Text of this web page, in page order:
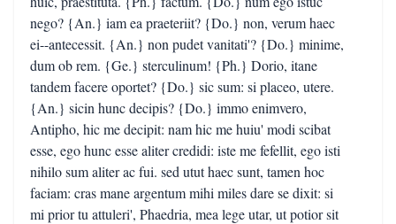
nego? {An.} iam ea praeteriit? {Do.} non, verum haec
ei--antecessit. {An.} non pudet vanitati'? {Do.} minime,
dum ob rem. {Ge.} sterculinum! {Ph.} Dorio, itane
tandem facere oportet? {Do.} sic sum: si placeo, utere.
{An.} sicin hunc decipis? {Do.} immo enimvero,
Antipho, hic me decipit: nam hic me huiu' modi scibat
esse, ego hunc esse aliter credidi: iste me fefellit, ego isti
nihilo sum aliter ac fui. sed utut haec sunt, tamen hoc
faciam: cras mane argentum mihi miles dare se dixit: si
mi prior tu attuleri', Phaedria, mea lege utar, ut potior sit